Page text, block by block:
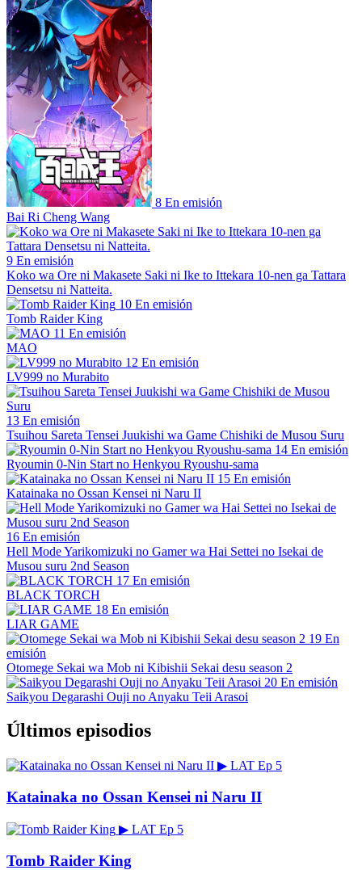
8 En emisión
Bai Ri Cheng Wang
9 En emisión
Koko wa Ore ni Makasete Saki ni Ike to Ittekara 10-nen ga Tattara
Densetsu ni Natteita.
10 En emisión
Tomb Raider King
11 En emisión
MAO
12 En emisión
LV999 no Murabito
13 En emisión
Tsuihou Sareta Tensei Juukishi wa Game Chishiki de Musou Suru
14 En emisión
Ryoumin 0-Nin Start no Henkyou Ryoushu-sama
15 En emisión
Katainaka no Ossan Kensei ni Naru II
16 En emisión
Hell Mode Yarikomizuki no Gamer wa Hai Settei no Isekai de
Musou suru 2nd Season
17 En emisión
BLACK TORCH
18 En emisión
LIAR GAME
19 En
emisión
Otomege Sekai wa Mob ni Kibishii Sekai desu season 2
20 En emisión
Saikyou Degarashi Ouji no Anyaku Teii Arasoi
Últimos episodios
▶ LAT Ep 5
Katainaka no Ossan Kensei ni Naru II
▶ LAT Ep 5
Tomb Raider King